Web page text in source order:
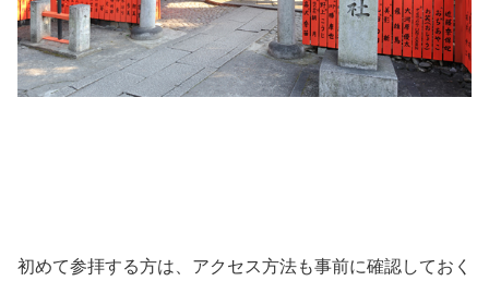
初めて参拝する方は、アクセス方法も事前に確認しておく